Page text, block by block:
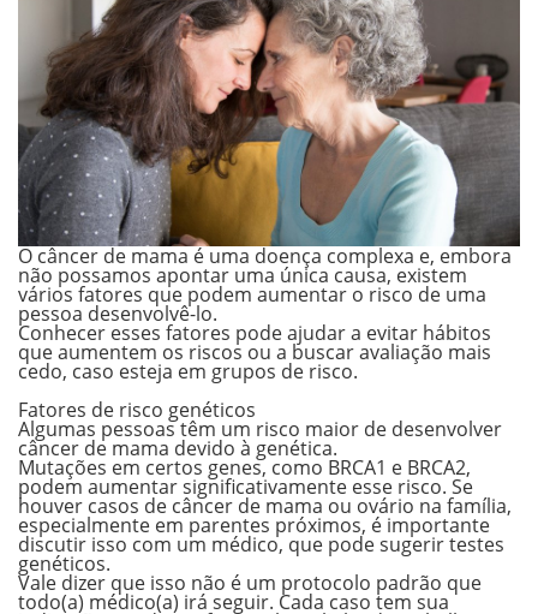
O câncer de mama é uma doença complexa e, embora
não possamos apontar uma única causa, existem
vários fatores que podem aumentar o risco de uma
pessoa desenvolvê-lo.
Conhecer esses fatores pode ajudar a evitar hábitos
que aumentem os riscos ou a buscar avaliação mais
cedo, caso esteja em grupos de risco.
Fatores de risco genéticos
Algumas pessoas têm um risco maior de desenvolver
câncer de mama devido à genética.
Mutações em certos genes, como BRCA1 e BRCA2,
podem aumentar significativamente esse risco. Se
houver casos de câncer de mama ou ovário na família,
especialmente em parentes próximos, é importante
discutir isso com um médico, que pode sugerir testes
genéticos.
Vale dizer que isso não é um protocolo padrão que
todo(a) médico(a) irá seguir. Cada caso tem sua